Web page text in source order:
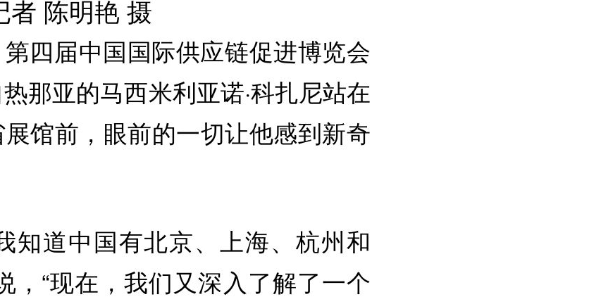
四届中国国际供应链促进博览会
那亚的马西米利亚诺·科扎尼站在
馆前，眼前的一切让他感到新奇
知道中国有北京、上海、杭州和
，“现在，我们又深入了解了一个